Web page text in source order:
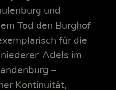
und
Tod den Burghof
für die
Adels im
–
Kontinuität,